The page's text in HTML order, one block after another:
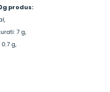
produs:
7 g,
g,